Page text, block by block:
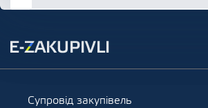
Супровід закупівель